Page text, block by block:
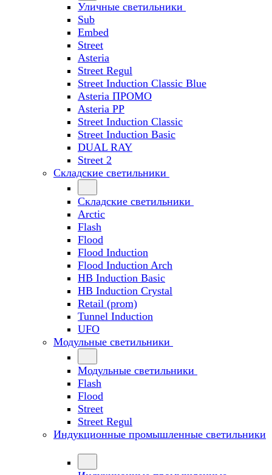
Уличные светильники
Sub
Embed
Street
Asteria
Street Regul
Street Induction Classic Blue
Asteria ПРОМО
Asteria PP
Street Induction Classic
Street Induction Basic
DUAL RAY
Street 2
Складские светильники
Складские светильники
Arctic
Flash
Flood
Flood Induction
Flood Induction Arch
HB Induction Basic
HB Induction Crystal
Retail (prom)
Tunnel Induction
UFO
Модульные светильники
Модульные светильники
Flash
Flood
Street
Street Regul
Индукционные промышленные светильники